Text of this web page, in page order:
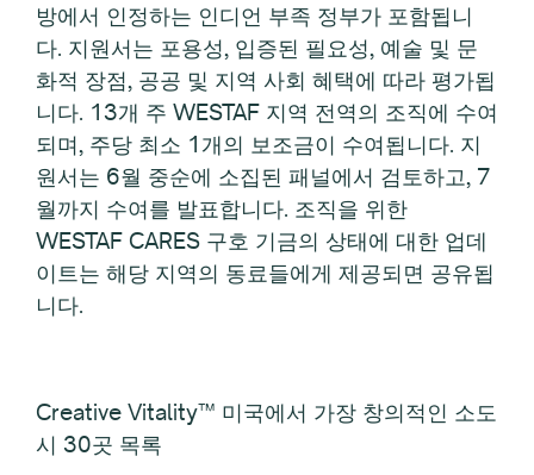
방에서 인정하는 인디언 부족 정부가 포함됩니
다. 지원서는 포용성, 입증된 필요성, 예술 및 문
화적 장점, 공공 및 지역 사회 혜택에 따라 평가됩
니다. 13개 주 WESTAF 지역 전역의 조직에 수여
되며, 주당 최소 1개의 보조금이 수여됩니다. 지
원서는 6월 중순에 소집된 패널에서 검토하고, 7
월까지 수여를 발표합니다. 조직을 위한
WESTAF CARES 구호 기금의 상태에 대한 업데
이트는 해당 지역의 동료들에게 제공되면 공유됩
니다.
Creative Vitality™ 미국에서 가장 창의적인 소도
시 30곳 목록